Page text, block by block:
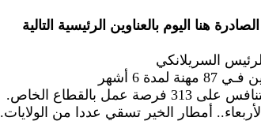
هنا اليوم بالعناوين الرئيسية التالية
السريلانكي
6 أشهر
أمطار الخير تسقي عددا من الولايات.